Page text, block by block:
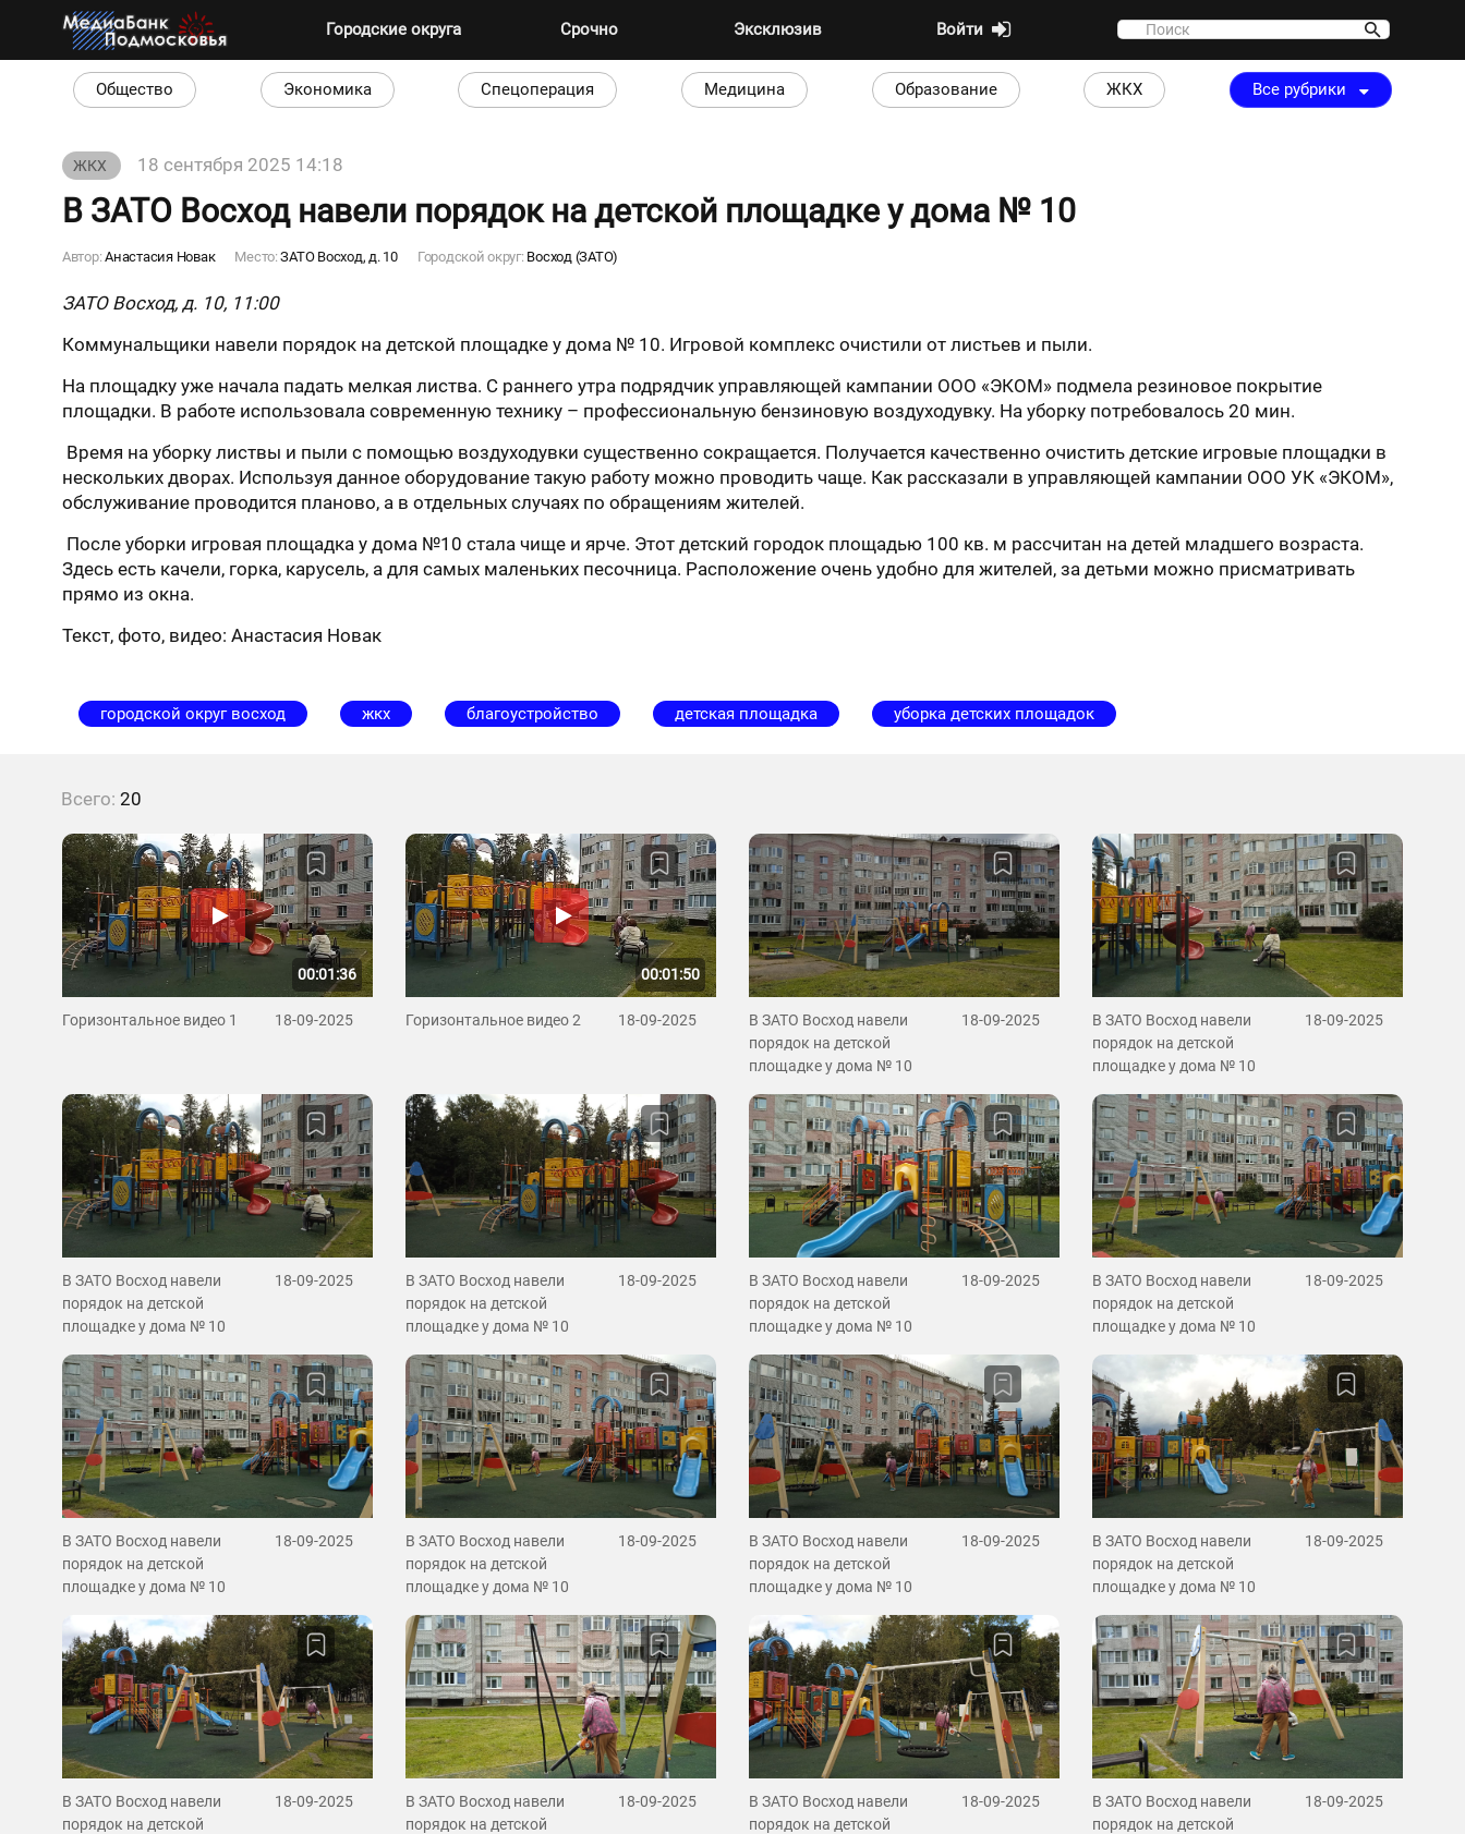
Городские округа Срочно Эксклюзив Войти
Общество Экономика Спецоперация Медицина Образование ЖКХ Все рубрики
ЖКХ 18 сентября 2025 14:18
В ЗАТО Восход навели порядок на детской площадке у дома № 10
Автор:Анастасия Новак Место:ЗАТО Восход, д. 10 Городской округ: Восход (ЗАТО)
ЗАТО Восход, д. 10, 11:00
Коммунальщики навели порядок на детской площадке у дома № 10. Игровой комплекс очистили от листьев и пыли.
На площадку уже начала падать мелкая листва. С раннего утра подрядчик управляющей кампании ООО «ЭКОМ» подмела резиновое покрытие
площадки. В работе использовала современную технику – профессиональную бензиновую воздуходувку. На уборку потребовалось 20 мин.
Время на уборку листвы и пыли с помощью воздуходувки существенно сокращается. Получается качественно очистить детские игровые площадки в
нескольких дворах. Используя данное оборудование такую работу можно проводить чаще. Как рассказали в управляющей кампании ООО УК «ЭКОМ»,
обслуживание проводится планово, а в отдельных случаях по обращениям жителей.
После уборки игровая площадка у дома №10 стала чище и ярче. Этот детский городок площадью 100 кв. м рассчитан на детей младшего возраста.
Здесь есть качели, горка, карусель, а для самых маленьких песочница. Расположение очень удобно для жителей, за детьми можно присматривать
прямо из окна.
Текст, фото, видео: Анастасия Новак
городской округ восход жкх благоустройство детская площадка уборка детских площадок
Всего: 20
00:01:36
Горизонтальное видео 1 18-09-2025
00:01:50
Горизонтальное видео 2 18-09-2025
В ЗАТО Восход навели
порядок на детской
площадке у дома № 10
18-09-2025
В ЗАТО Восход навели
порядок на детской
площадке у дома № 10
18-09-2025
В ЗАТО Восход навели
порядок на детской
площадке у дома № 10
18-09-2025
В ЗАТО Восход навели
порядок на детской
площадке у дома № 10
18-09-2025
В ЗАТО Восход навели
порядок на детской
площадке у дома № 10
18-09-2025
В ЗАТО Восход навели
порядок на детской
площадке у дома № 10
18-09-2025
В ЗАТО Восход навели
порядок на детской
площадке у дома № 10
18-09-2025
В ЗАТО Восход навели
порядок на детской
площадке у дома № 10
18-09-2025
В ЗАТО Восход навели
порядок на детской
площадке у дома № 10
18-09-2025
В ЗАТО Восход навели
порядок на детской
площадке у дома № 10
18-09-2025
В ЗАТО Восход навели
порядок на детской
18-09-2025
В ЗАТО Восход навели
порядок на детской
18-09-2025
В ЗАТО Восход навели
порядок на детской
18-09-2025
В ЗАТО Восход навели
порядок на детской
18-09-2025